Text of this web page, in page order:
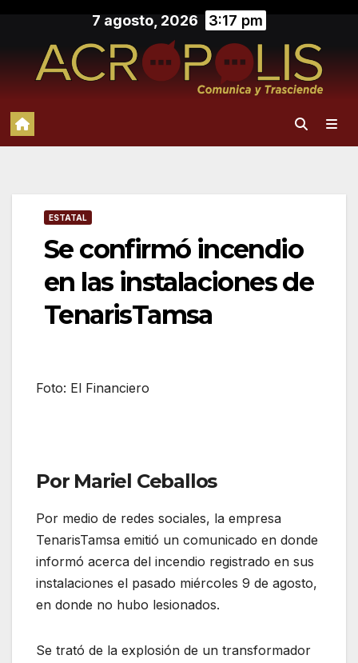
contenido
7 agosto, 2026 3:17 pm
ESTATAL
Se confirmó incendio
en las instalaciones de
TenarisTamsa
Foto: El Financiero
Por Mariel Ceballos
Por medio de redes sociales, la empresa
TenarisTamsa emitió un comunicado en donde
informó acerca del incendio registrado en sus
instalaciones el pasado miércoles 9 de agosto,
en donde no hubo lesionados.
Se trató de la explosión de un transformador